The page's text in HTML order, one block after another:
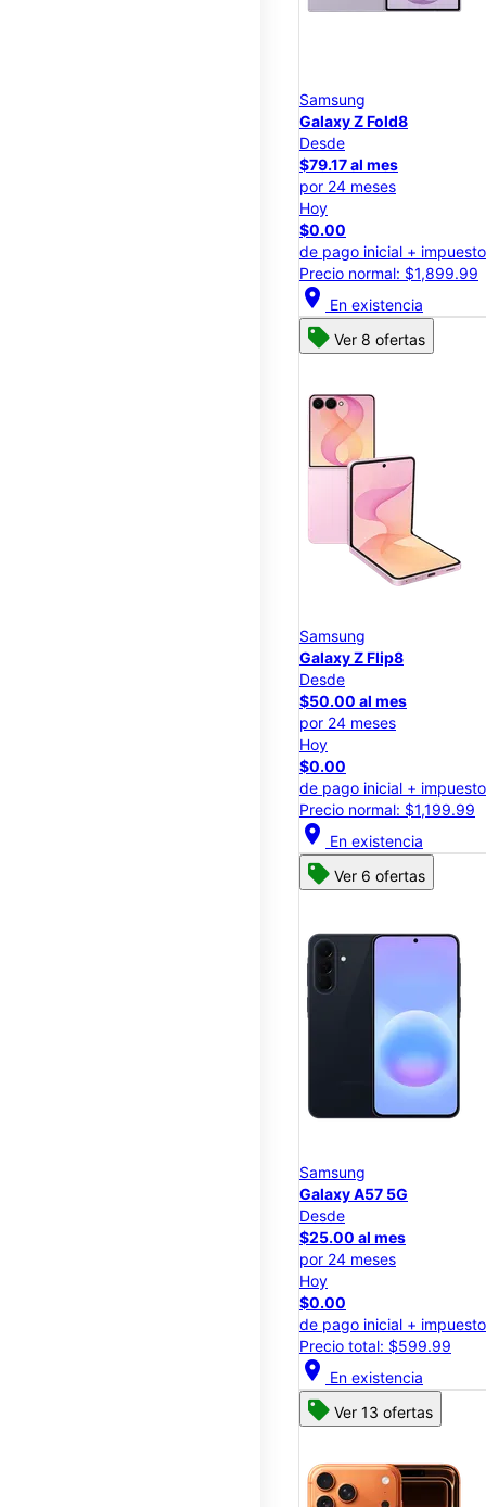
Samsung
Galaxy Z Fold8
Desde
$79.17 al mes
por 24 meses
Hoy
$0.00
de pago inicial +
Precio normal: $1,899.99
location_on En existencia
Ver 8 ofertas
Samsung
Galaxy Z Flip8
Desde
$50.00 al mes
por 24 meses
Hoy
$0.00
de pago inicial +
Precio normal: $1,199.99
location_on En existencia
Ver 6 ofertas
Samsung
Galaxy A57 5G
Desde
$25.00 al mes
por 24 meses
Hoy
$0.00
de pago inicial +
Precio total: $599.99
location_on En existencia
Ver 13 ofertas